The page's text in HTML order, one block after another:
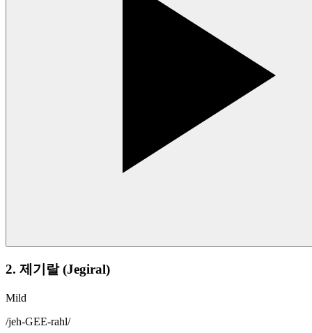
2. 제기랄 (Jegiral)
Mild
/jeh-GEE-rahl/